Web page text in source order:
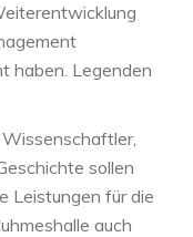
haben. Legenden
sollen
Leistungen für die
auch